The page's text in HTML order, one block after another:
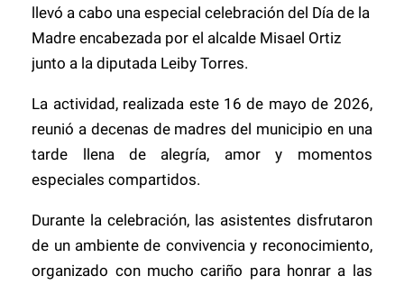
llevó a cabo una especial celebración del Día de la
Madre encabezada por el alcalde Misael Ortiz
junto a la diputada Leiby Torres.
La actividad, realizada este 16 de mayo de 2026,
reunió a decenas de madres del municipio en una
tarde llena de alegría, amor y momentos
especiales compartidos.
Durante la celebración, las asistentes disfrutaron
de un ambiente de convivencia y reconocimiento,
organizado con mucho cariño para honrar a las